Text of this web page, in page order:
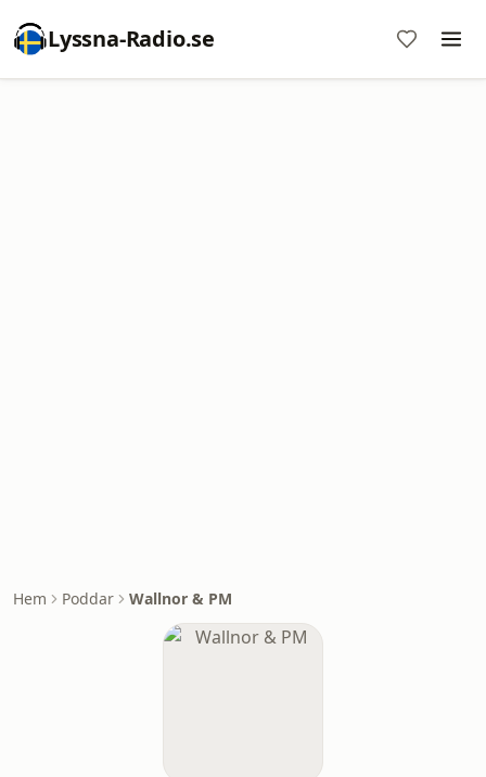
Lyssna-Radio.se
Hem Poddar Wallnor & PM